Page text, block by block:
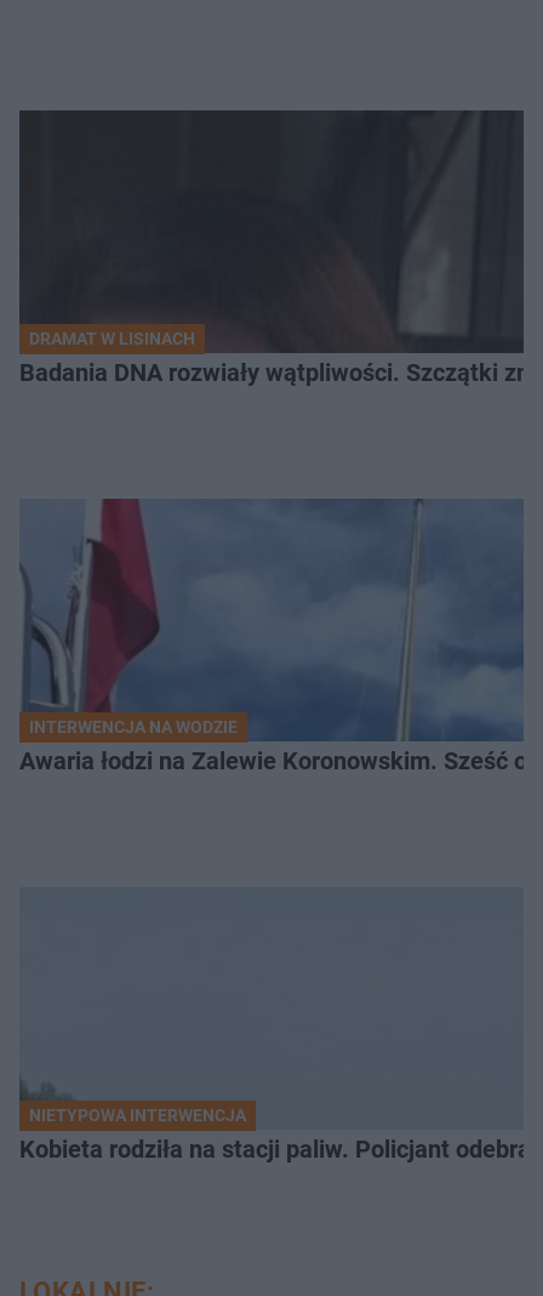
DRAMAT W LISINACH
Badania DNA rozwiały wątpliwości. Szczątki
INTERWENCJA NA WODZIE
Awaria łodzi na Zalewie Koronowskim. Sześć
NIETYPOWA INTERWENCJA
Kobieta rodziła na stacji paliw. Policjant